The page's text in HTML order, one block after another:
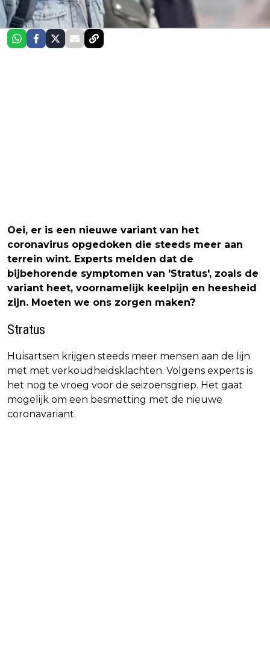
Oei, er is een nieuwe variant van het
coronavirus opgedoken die steeds meer aan
terrein wint. Experts melden dat de
bijbehorende symptomen van 'Stratus', zoals de
variant heet, voornamelijk keelpijn en heesheid
zijn. Moeten we ons zorgen maken?
Stratus
Huisartsen krijgen steeds meer mensen aan de lijn
met met verkoudheidsklachten. Volgens experts is
het nog te vroeg voor de seizoensgriep. Het gaat
mogelijk om een besmetting met de nieuwe
coronavariant.